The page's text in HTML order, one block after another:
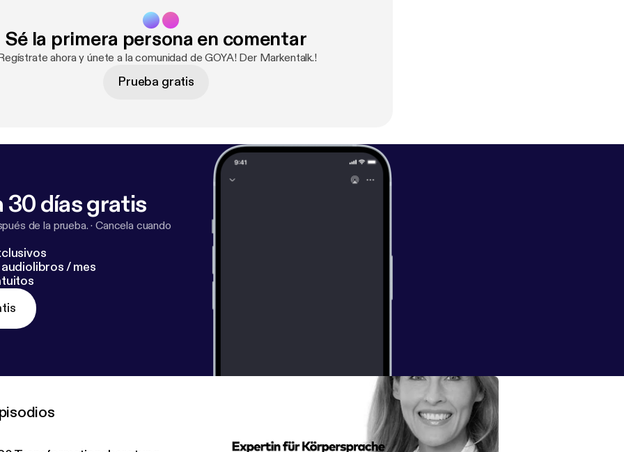
sehe ich, was andere gerade denken und fühlen? Über diese und
Aspekte unserer Körpersprache sprechen wir mit der Beraterin und
Matschnig.
Sé la primera persona en comentar
ahora y únete a la comunidad de GOYA! Der Markentalk.!
Prueba gratis
30 días gratis
de la prueba. ·Cancela cuando
/ mes